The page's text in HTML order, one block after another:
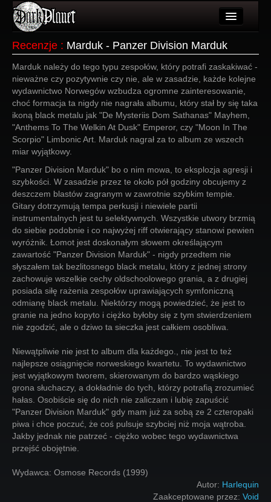
Wydarzenia
Galeria
Forum
Więcej
Login
Recenzje : Marduk - Panzer Division Marduk
Marduk należy do tego typu zespołów, który potrafi zaskakiwać -
nieważne czy pozytywnie czy nie, ale w zasadzie, każde kolejne
wydawnictwo Norwegów wzbudza ogromne zainteresowanie,
choć formacja ta nigdy nie nagrała albumu, który stał by się taka
ikoną black metalu jak "De Mysteriis Dom Sathanas" Mayhem,
"Anthems To The Welkin At Dusk" Emperor, czy "Moon In The
Scorpio" Limbonic Art. Marduk nagrał za to album ze wszech
miar wyjątkowy.
"Panzer Division Marduk" bo o nim mowa, to eksplozja agresji i
szybkości. W zasadzie przez te około pół godziny obcujemy z
deszczem blastów zagranym w zawrotnie szybkim tempie.
Gitary dotrzymują tempa perkusji i niewiele partii
instrumentalnych jest tu selektywnych. Wszystkie utwory brzmią
do siebie podobnie i co najwyżej riff otwierający stanowi pewien
wyróżnik. Łomot jest doskonałym słowem określającym
zawartość "Panzer Division Marduk" - nigdy przedtem nie
słyszałem tak bezlitosnego black metalu, który z jednej strony
zachowuje wszelkie cechy oldschoolowego grania, a z drugiej
posiada siłę rażenia zespołów uprawiających symfoniczną
odmianę black metalu. Niektórzy mogą powiedzieć, że jest to
granie na jedno kopyto i ciężko byłoby się z tym stwierdzeniem
nie zgodzić, ale o dziwo ta sieczka jest całkiem osobliwa.
Niewątpliwie nie jest to album dla każdego., nie jest to też
najlepsze osiągnięcie norweskiego kwartetu. To wydawnictwo
jest wyjątkowym tworem, skierowanym do bardzo wąskiego
grona słuchaczy, a dokładnie do tych, którzy potrafią zrozumieć
hałas. Osobiście się do nich nie zaliczam i lubię zapuścić
"Panzer Division Marduk" gdy mam już za sobą ze 2 czteropaki
piwa i chce poczuć, że coś pulsuje szybciej niż moja wątroba.
Jakby jednak nie patrzeć - ciężko wobec tego wydawnictwa
przejść obojętnie.
Wydawca: Osmose Records (1999)
Autor: Harlequin
Zaakceptowane przez: Void